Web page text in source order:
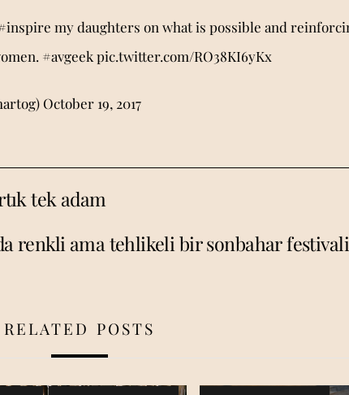
my daughters on what is possible and
. #avgeekpic.twitter.com/RO38KI6yKx
October 19, 2017
tek adam
renkli ama tehlikeli bir sonbahar
RELATED POSTS